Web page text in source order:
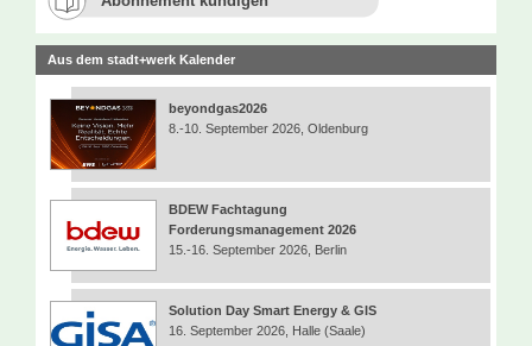
Aus dem stadt+werk Kalender
beyondgas2026
8.-10. September 2026, Oldenburg
BDEW Fachtagung
Forderungsmanagement 2026
15.-16. September 2026, Berlin
Solution Day Smart Energy & GIS
16. September 2026, Halle (Saale)